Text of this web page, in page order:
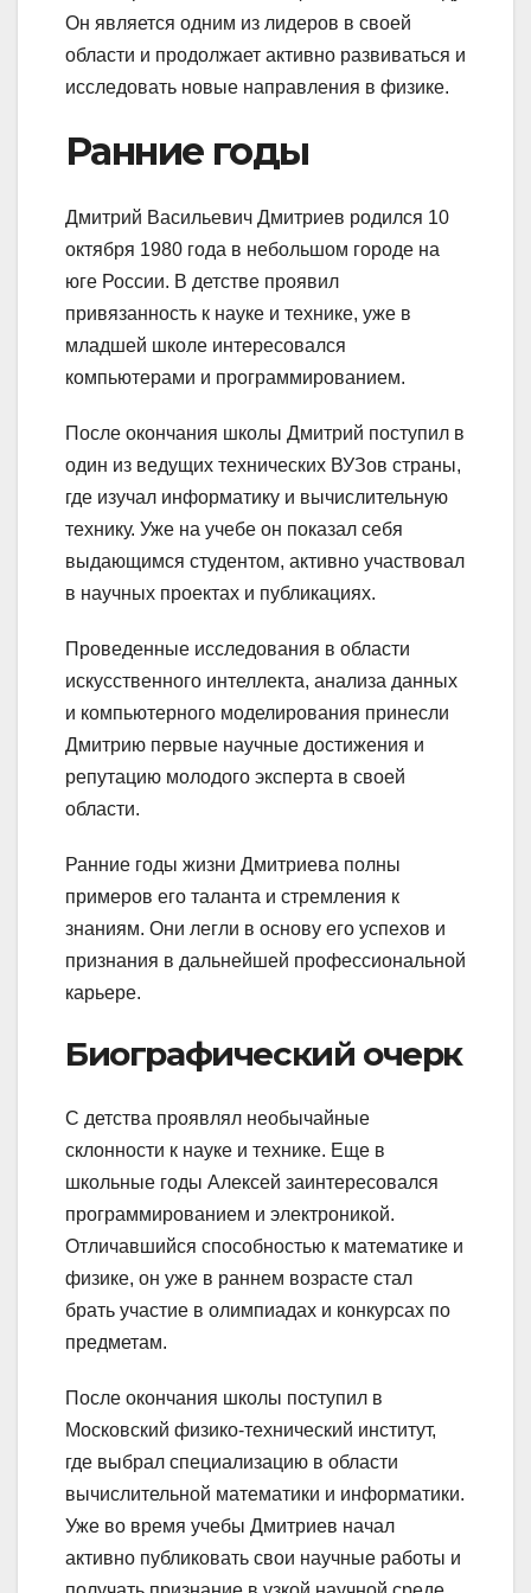
Он является одним из лидеров в своей
области и продолжает активно развиваться и
исследовать новые направления в физике.
Ранние годы
Дмитрий Васильевич Дмитриев родился 10
октября 1980 года в небольшом городе на
юге России. В детстве проявил
привязанность к науке и технике, уже в
младшей школе интересовался
компьютерами и программированием.
После окончания школы Дмитрий поступил в
один из ведущих технических ВУЗов страны,
где изучал информатику и вычислительную
технику. Уже на учебе он показал себя
выдающимся студентом, активно участвовал
в научных проектах и публикациях.
Проведенные исследования в области
искусственного интеллекта, анализа данных
и компьютерного моделирования принесли
Дмитрию первые научные достижения и
репутацию молодого эксперта в своей
области.
Ранние годы жизни Дмитриева полны
примеров его таланта и стремления к
знаниям. Они легли в основу его успехов и
признания в дальнейшей профессиональной
карьере.
Биографический очерк
С детства проявлял необычайные
склонности к науке и технике. Еще в
школьные годы Алексей заинтересовался
программированием и электроникой.
Отличавшийся способностью к математике и
физике, он уже в раннем возрасте стал
брать участие в олимпиадах и конкурсах по
предметам.
После окончания школы поступил в
Московский физико-технический институт,
где выбрал специализацию в области
вычислительной математики и информатики.
Уже во время учебы Дмитриев начал
активно публиковать свои научные работы и